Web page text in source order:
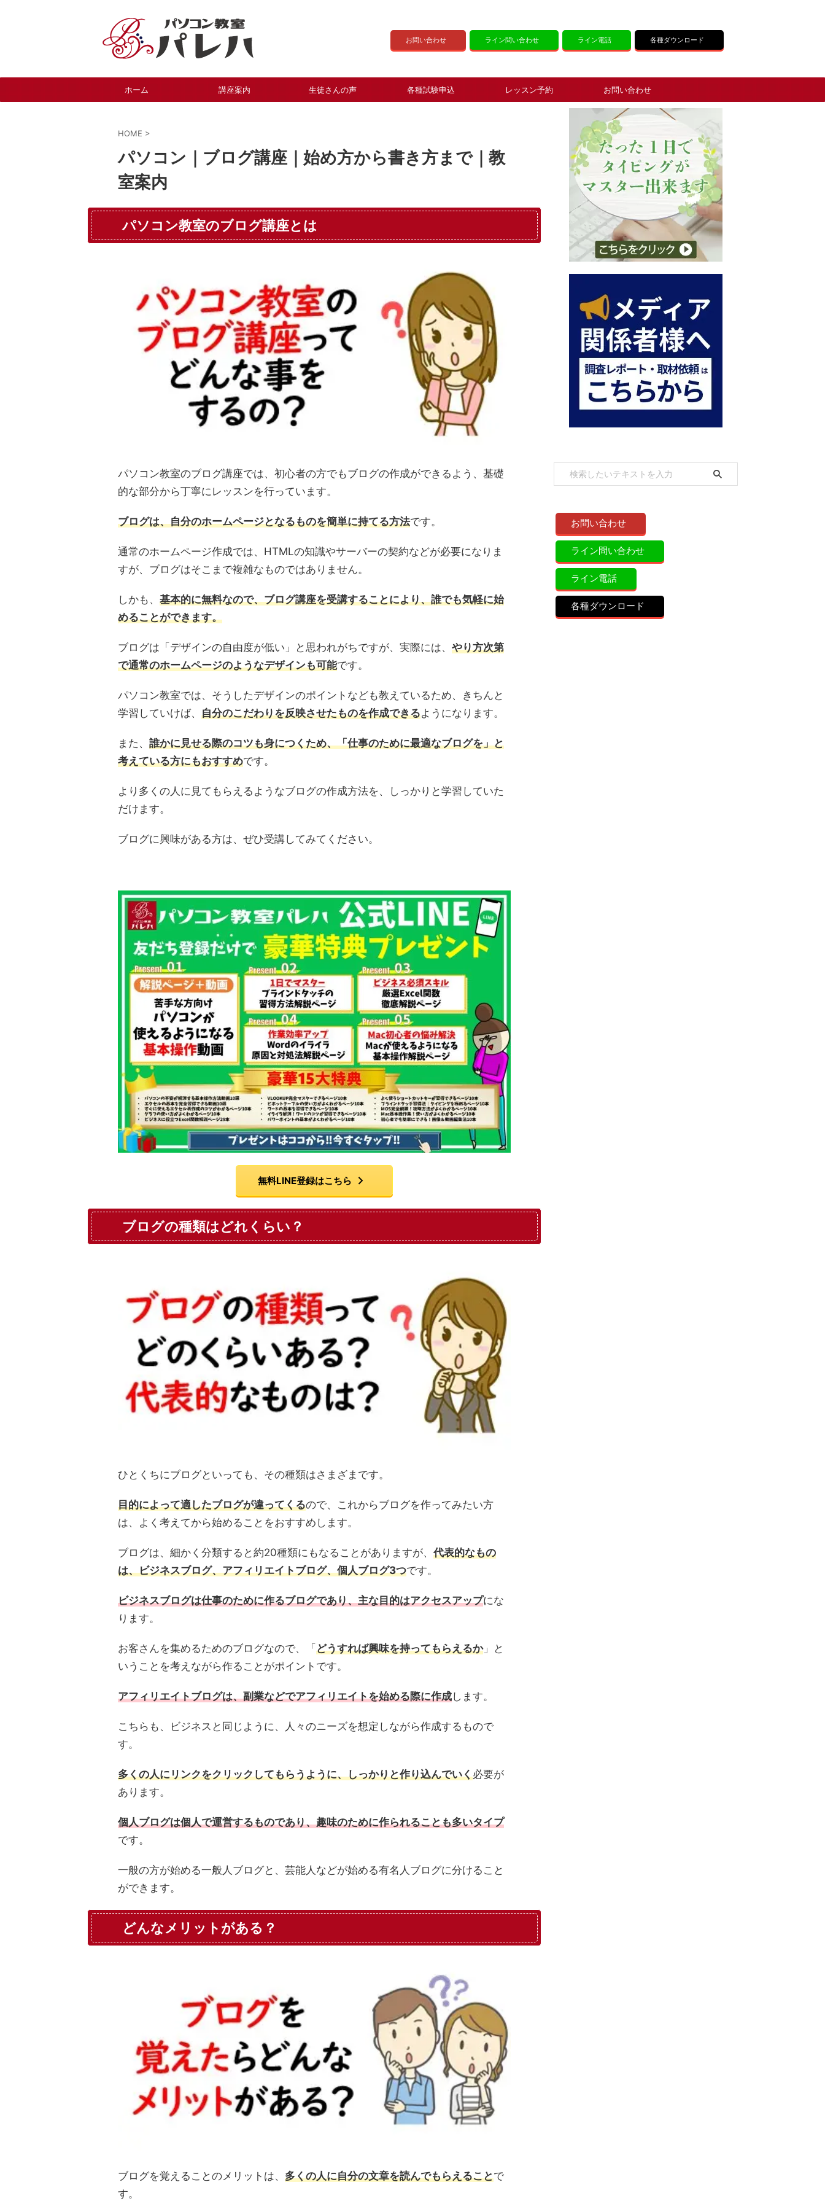
お問い合わせ ライン問い合わせ ライン電話 各種ダウンロード
ホーム 講座案内 生徒さんの声 各種試験申込 レッスン予約 お問い合わせ
HOME >
パソコン｜ブログ講座｜始め方から書き方まで｜教
室案内
パソコン教室のブログ講座とは
パソコン教室のブログ講座では、初心者の方でもブログの作成ができるよう、基礎
的な部分から丁寧にレッスンを行っています。
ブログは、自分のホームページとなるものを簡単に持てる方法です。
通常のホームページ作成では、HTMLの知識やサーバーの契約などが必要になりま
すが、ブログはそこまで複雑なものではありません。
しかも、 基本的に無料なので、ブログ講座を受講することにより、誰でも気軽に始
めることができます。
ブログは「デザインの自由度が低い」と思われがちですが、実際には、 やり方次第
で通常のホームページのようなデザインも可能です。
パソコン教室では、そうしたデザインのポイントなども教えているため、きちんと
学習していけば、 自分のこだわりを反映させたものを作成できるようになります。
また、 誰かに見せる際のコツも身につくため、「仕事のために最適なブログを」と
考えている方にもおすすめです。
より多くの人に見てもらえるようなブログの作成方法を、しっかりと学習していた
だけます。
ブログに興味がある方は、ぜひ受講してみてください。
無料LINE登録はこちら
ブログの種類はどれくらい？
ひとくちにブログといっても、その種類はさまざまです。
目的によって適したブログが違ってくるので、これからブログを作ってみたい方
は、よく考えてから始めることをおすすめします。
ブログは、細かく分類すると約20種類にもなることがありますが、 代表的なもの
は、ビジネスブログ、アフィリエイトブログ、個人ブログ3つです。
ビジネスブログは仕事のために作るブログであり、主な目的はアクセスアップにな
ります。
お客さんを集めるためのブログなので、「 どうすれば興味を持ってもらえるか」と
いうことを考えながら作ることがポイントです。
アフィリエイトブログは、副業などでアフィリエイトを始める際に作成します。
こちらも、ビジネスと同じように、人々のニーズを想定しながら作成するもので
す。
多くの人にリンクをクリックしてもらうように、しっかりと作り込んでいく必要が
あります。
個人ブログは個人で運営するものであり、趣味のために作られることも多いタイプ
です。
一般の方が始める一般人ブログと、芸能人などが始める有名人ブログに分けること
ができます。
どんなメリットがある？
ブログを覚えることのメリットは、 多くの人に自分の文章を読んでもらえることで
す。
お問い合わせ
ライン問い合わせ
ライン電話
各種ダウンロード